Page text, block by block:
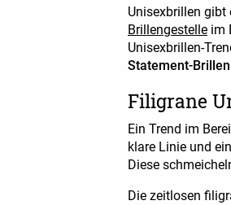
Unisexbrillen gibt
Brillengestelle im
Unisexbrillen-
Statement-
Filigrane
Ein Trend im
klare Linie und
Diese
Die zeitlosen